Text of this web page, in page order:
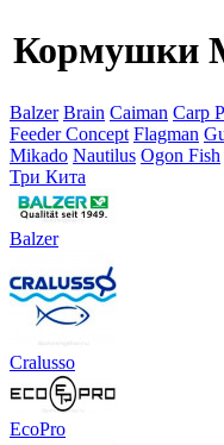
Кормушки
Balzer Brain Caiman Carp
Feeder Concept Flagman
Mikado Nautilus Ogon Fish
Три Кита
Balzer
Cralusso
EcoPro